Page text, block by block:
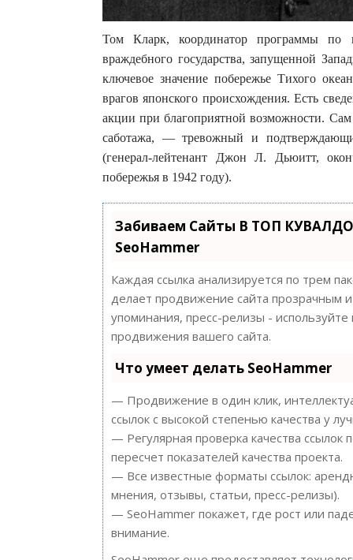
Том Кларк, координатор программы
враждебного государства, запущенной
ключевое значение побережье Тихого
врагов японского происхождения. Есть
акции при благоприятной возможности.
саботажа, — тревожный и
(генерал-лейтенант Джон Л. Дьюитт,
побережья в 1942 году).
Забиваем Сайты В ТОП
SeoHammer
Каждая ссылка анализируется по трем
делает продвижение сайта прозрачным
упоминания, пресс-релизы -
продвижения вашего сайта.
Что умеет делать SeoHammer
— Продвижение в один клик,
ссылок с высокой степенью качества у
— Регулярная проверка качества
пересчет показателей качества проекта.
— Все известные форматы ссылок:
мнения, отзывы, статьи, пресс-релизы).
— SeoHammer покажет, где рост или
внимание.